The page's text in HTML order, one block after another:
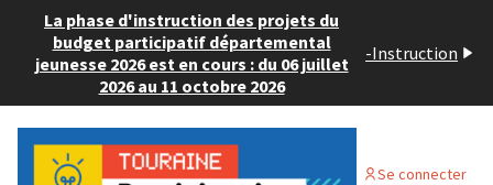
La phase d'instruction des projets du
budget participatif départemental
jeunesse 2026 est en cours : du 06 juillet
2026 au 11 octobre 2026
-Instruction
Se connecter